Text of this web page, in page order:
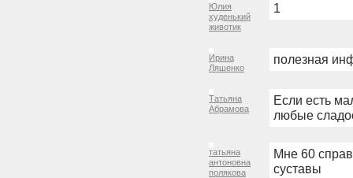
Юлия
худенький
животик
1
Ирина
Ляшенко
полезная
Татьяна
Абрамова
Если есть
любые
татьяна
антоновна
полякова
Мне 60
суставы